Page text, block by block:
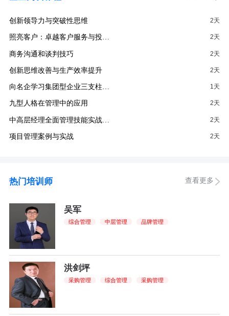
创新领导力与突破性思维 2天
照亮客户：卓越客户服务与投… 2天
商务沟通和谈判技巧 2天
创新思维改善与生产效率提升 2天
向名企学习集团型企业三支柱… 1天
九型人格在管理中的应用 2天
中高层经理全面管理技能实战… 2天
项目管理案例与实战 2天
热门培训师 查看更多
吴军
综合管理 中层管理 品牌管理
洪剑坪
采购管理 综合管理 采购管理